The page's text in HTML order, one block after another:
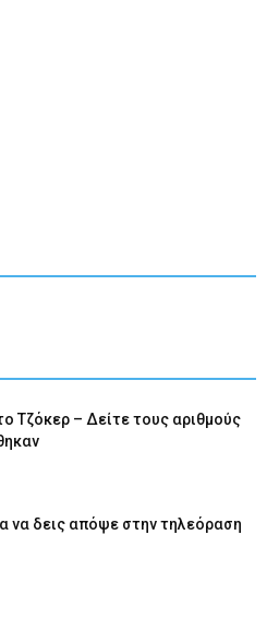
Τζόκερ – Δείτε τους αριθμούς
να δεις απόψε στην τηλεόραση